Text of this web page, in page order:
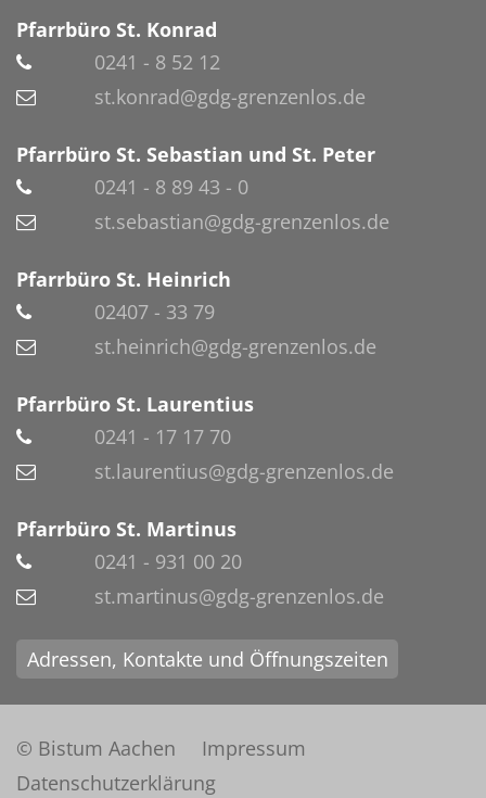
Pfarrbüro St. Konrad
0241 - 8 52 12
st.konrad@gdg-grenzenlos.de
Pfarrbüro St. Sebastian und St. Peter
0241 - 8 89 43 - 0
st.sebastian@gdg-grenzenlos.de
Pfarrbüro St. Heinrich
02407 - 33 79
st.heinrich@gdg-grenzenlos.de
Pfarrbüro St. Laurentius
0241 - 17 17 70
st.laurentius@gdg-grenzenlos.de
Pfarrbüro St. Martinus
0241 - 931 00 20
st.martinus@gdg-grenzenlos.de
Adressen, Kontakte und Öffnungszeiten
© Bistum Aachen
Impressum
Datenschutzerklärung